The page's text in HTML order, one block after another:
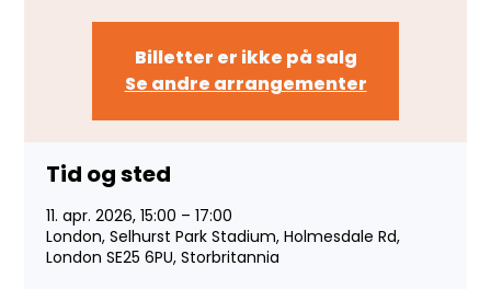
Billetter er ikke på salg
Se andre arrangementer
Tid og sted
11. apr. 2026, 15:00 – 17:00
London, Selhurst Park Stadium, Holmesdale Rd,
London SE25 6PU, Storbritannia